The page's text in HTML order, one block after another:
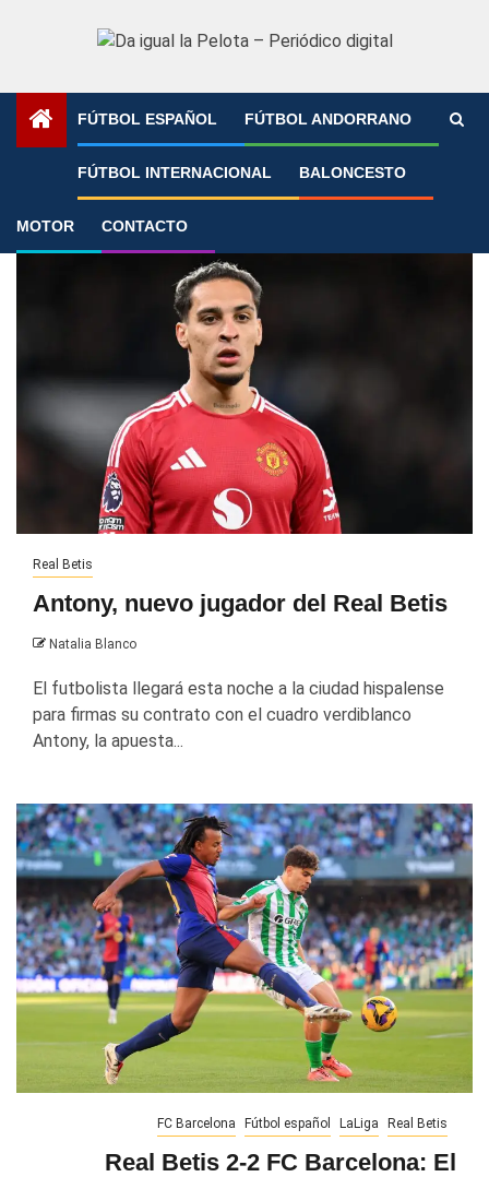
FÚTBOL ESPAÑOL FÚTBOL ANDORRANO
FÚTBOL INTERNACIONAL BALONCESTO
MOTOR CONTACTO
»
Assane Diao
Real Betis
Antony, nuevo jugador del Real Betis
Natalia Blanco
El futbolista llegará esta noche a la ciudad hispalense
para firmas su contrato con el cuadro verdiblanco
Antony, la apuesta...
FC Barcelona Fútbol español LaLiga Real Betis
Real Betis 2-2 FC Barcelona: El